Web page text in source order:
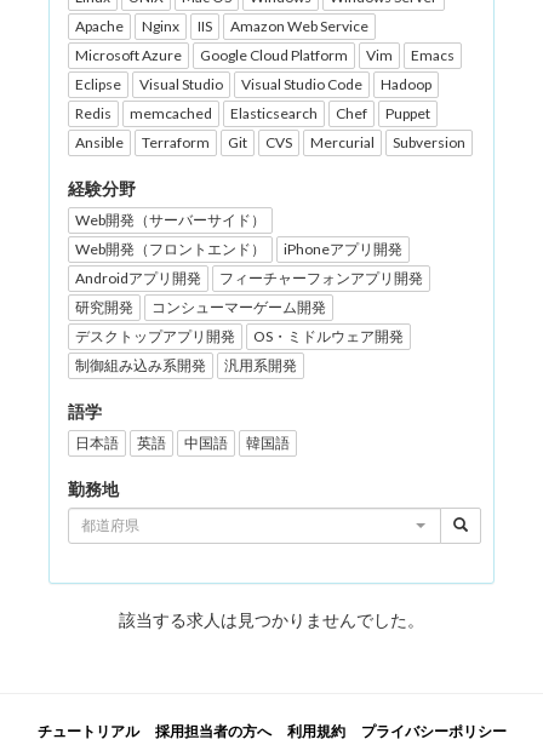
Apache
Nginx IIS
Amazon Web Service
Microsoft Azure
Google Cloud Platform Vim
Emacs
Eclipse
Visual Studio Visual Studio Code
Hadoop
Redis
memcached Elasticsearch Chef
Puppet
Ansible
Terraform Git CVS Mercurial Subversion
経験分野
Web開発（サーバーサイド）
Web開発（フロントエンド）
iPhoneアプリ開発
Androidアプリ開発
フィーチャーフォンアプリ開発
研究開発
コンシューマーゲーム開発
デスクトップアプリ開発
OS・ミドルウェア開発
制御組み込み系開発
汎用系開発
語学
日本語 英語 中国語 韓国語
勤務地
都道府県
該当する求人は見つかりませんでした。
チュートリアル 採用担当者の方へ 利用規約 プライバシーポリシー